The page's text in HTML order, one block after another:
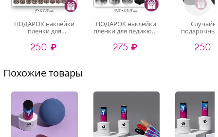
ПОДАРОК наклейки
пленки для
(случайный дизайн)
250 ₽
ПОДАРОК наклейки
пленки для педикюра
275 ₽ 250
Похожие товары